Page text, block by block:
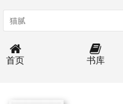
首页 书库